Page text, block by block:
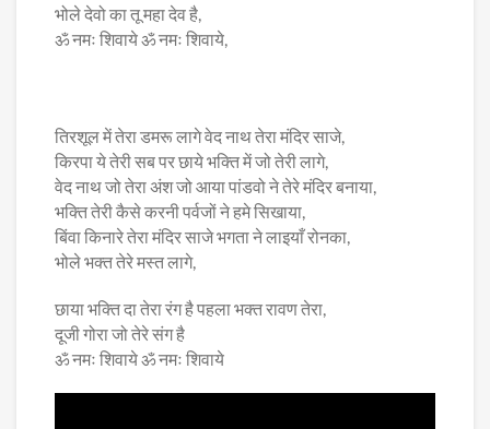
भोले देवो का तू महा देव है,
ॐ नमः शिवाये ॐ नमः शिवाये,
तिरशूल में तेरा डमरू लागे वेद नाथ तेरा मंदिर साजे,
किरपा ये तेरी सब पर छाये भक्ति में जो तेरी लागे,
वेद नाथ जो तेरा अंश जो आया पांडवो ने तेरे मंदिर बनाया,
भक्ति तेरी कैसे करनी पर्वजों ने हमे सिखाया,
बिंवा किनारे तेरा मंदिर साजे भगता ने लाइयाँ रोनका,
भोले भक्त तेरे मस्त लागे,
छाया भक्ति दा तेरा रंग है पहला भक्त रावण तेरा,
दूजी गोरा जो तेरे संग है
ॐ नमः शिवाये ॐ नमः शिवाये